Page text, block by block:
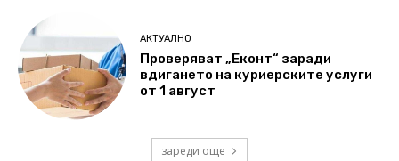
АКТУАЛНО
Проверяват „Еконт“ заради
вдигането на куриерските услуги
от 1 август
зареди още